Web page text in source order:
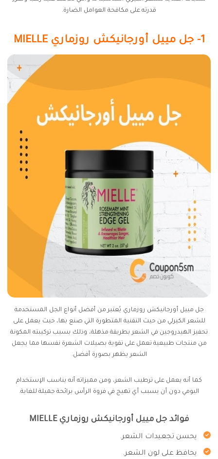
قدرته على مكافحة العوامل الضارة.
1- جل مييل أورجانيكش روزماري MIELLE
جل مييل أورجانيكش روزماري يُعتبر من أفضل أنواع الجل المستخدمة
للشعر الكيرلي من حيث التقنية المتطورة التي صنع بها، حيث يعمل على
تحفيز الهيدروجين في الشعر بطريقة مذهلة، وذلك بسبب تركيبته المكونة
من منتجات طبيعية تعمل على تقوية بصيلات الشعرة نفسها مما يجعل
الشعر يظهر بصورة أفضل.
كما أنه يعمل على ترطيب الشعر، ومن مميزاته أنه يناسب الإستخدام
اليومي دون أن يسبب أي تهيج في فروة الرأس برائحة جميلة للغاية.
فوائد جل مييل أورجانيكش روزماري MIELLE
يحسن تجعيدات الشعر.
يحافظ على لون الشعر.